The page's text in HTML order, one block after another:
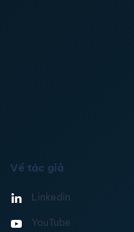
Về tác giả
Linkedin
YouTube